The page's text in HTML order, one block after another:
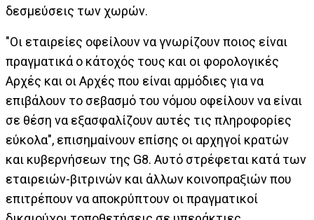
δεσμεύσεις των χωρών.
"Οι εταιρείες οφείλουν να γνωρίζουν ποιος είναι
πραγματικά ο κάτοχός τους και οι φορολογικές
Αρχές και οι Αρχές που είναι αρμόδιες για να
επιβάλουν το σεβασμό του νόμου οφείλουν να είναι
σε θέση να εξασφαλίζουν αυτές τις πληροφορίες
εύκολα", επισημαίνουν επίσης οι αρχηγοί κρατών
και κυβερνήσεων της G8. Αυτό στρέφεται κατά των
εταιρειών-βιτρινών και άλλων κοινοπραξιών που
επιτρέπουν να αποκρύπτουν οι πραγματικοί